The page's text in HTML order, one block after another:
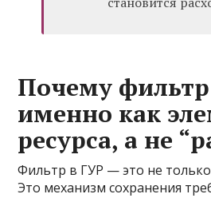
Почему
именно как
ресурса, а не
Фильтр в ГУР — это не
Это механизм сохранения